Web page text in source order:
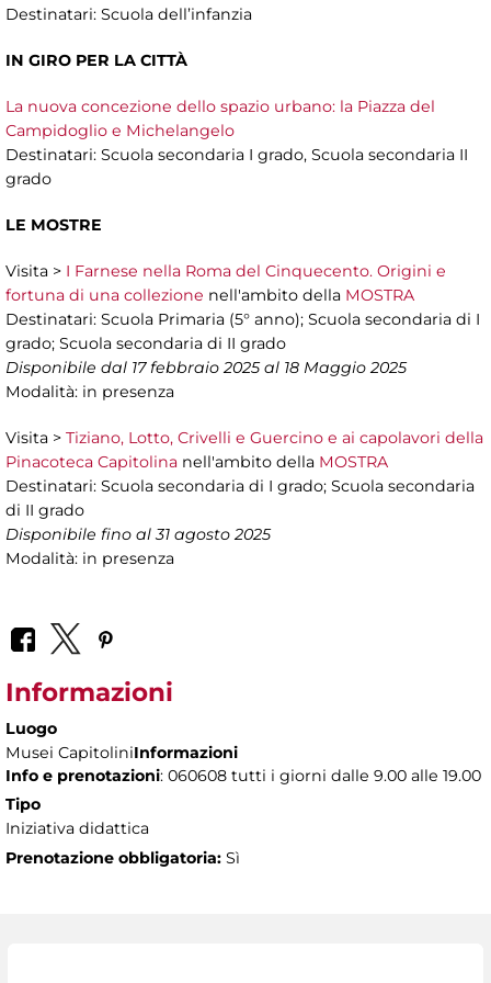
Destinatari: Scuola dell’infanzia
IN GIRO PER LA CITTÀ
La nuova concezione dello spazio urbano: la Piazza del
Campidoglio e Michelangelo
Destinatari: Scuola secondaria I grado, Scuola secondaria II
grado
LE MOSTRE
Visita > I Farnese nella Roma del Cinquecento. Origini e
fortuna di una collezione nell'ambito della MOSTRA
Destinatari: Scuola Primaria (5° anno); Scuola secondaria di I
grado; Scuola secondaria di II grado
Disponibile dal 17 febbraio 2025 al 18 Maggio 2025
Modalità: in presenza
Visita > Tiziano, Lotto, Crivelli e Guercino e ai capolavori della
Pinacoteca Capitolina nell'ambito della MOSTRA
Destinatari: Scuola secondaria di I grado; Scuola secondaria
di II grado
Disponibile fino al 31 agosto 2025
Modalità: in presenza
Informazioni
Luogo
Musei CapitoliniInformazioni
Info e prenotazioni: 060608 tutti i giorni dalle 9.00 alle 19.00
Tipo
Iniziativa didattica
Prenotazione obbligatoria: Sì